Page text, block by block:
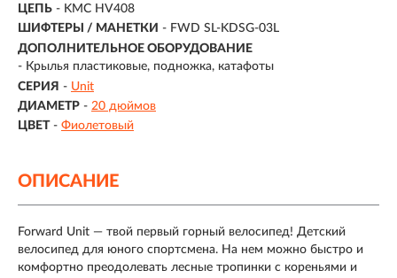
ЦЕПЬ - KMC HV408
ШИФТЕРЫ / МАНЕТКИ - FWD SL-KDSG-03L
ДОПОЛНИТЕЛЬНОЕ ОБОРУДОВАНИЕ
- Крылья пластиковые, подножка, катафоты
СЕРИЯ - Unit
ДИАМЕТР - 20 дюймов
ЦВЕТ - Фиолетовый
ОПИСАНИЕ
Forward Unit — твой первый горный велосипед! Детский
велосипед для юного спортсмена. На нем можно быстро и
комфортно преодолевать лесные тропинки с кореньями и